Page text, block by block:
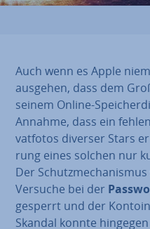
Auch wenn es Apple
ausgehen, dass dem
seinem Online-
Annahme, dass ein
vat­fo­tos diverser Stars
rung eines solchen nur
Der
Versuche bei der
gesperrt und der
Skandal konnte